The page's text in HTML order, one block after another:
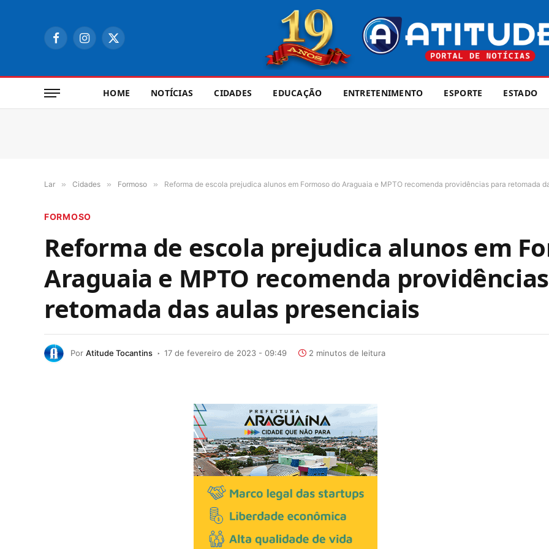
FacebookInstagram
X
HOME NOTÍCIAS CIDADES EDUCAÇÃO ENTRETENIMENTO ESPORTE ESTADO
Lar » Cidades » Formoso » Reforma de escola prejudica alunos em Formoso do Araguaia e MPTO recomenda providências para retomada
FORMOSO
Reforma de escola prejudica alunos em
Araguaia e MPTO recomenda
retomada das aulas presenciais
Por Atitude Tocantins 17 de fevereiro de 2023 - 09:49 2 minutos de leitura